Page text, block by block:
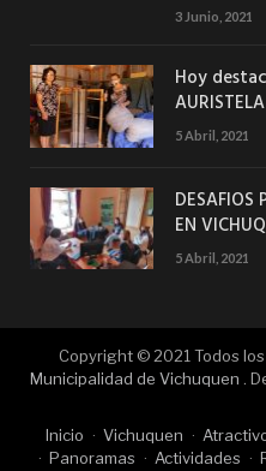
3 Junio, 2021
Hoy
5 Abril, 2021
DESAFIOS
EN
5 Abril, 2021
Copyright © 2021 Todos
Municipalidad de Vichuquen .
Inicio Vichuquen
Panoramas
Actividades